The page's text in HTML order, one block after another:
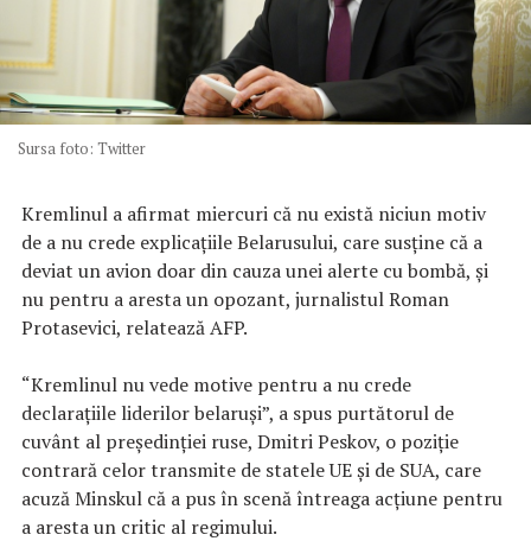
Sursa foto: Twitter
Kremlinul a afirmat miercuri că nu există niciun motiv
de a nu crede explicaţiile Belarusului, care susţine că a
deviat un avion doar din cauza unei alerte cu bombă, şi
nu pentru a aresta un opozant, jurnalistul Roman
Protasevici, relatează AFP.
“Kremlinul nu vede motive pentru a nu crede
declaraţiile liderilor belaruşi”, a spus purtătorul de
cuvânt al preşedinţiei ruse, Dmitri Peskov, o poziţie
contrară celor transmite de statele UE şi de SUA, care
acuză Minskul că a pus în scenă întreaga acţiune pentru
a aresta un critic al regimului.